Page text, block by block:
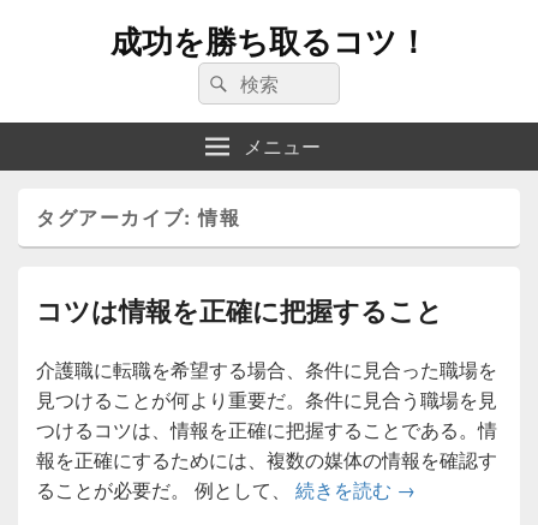
成功を勝ち取るコツ！
検
索:
検
索
メニュー
タグアーカイブ:情報
コツは情報を正確に把握すること
介護職に転職を希望する場合、条件に見合った職場を
見つけることが何より重要だ。条件に見合う職場を見
つけるコツは、情報を正確に把握することである。情
報を正確にするためには、複数の媒体の情報を確認す
ることが必要だ。 例として、 続きを読む コツは情報を
→